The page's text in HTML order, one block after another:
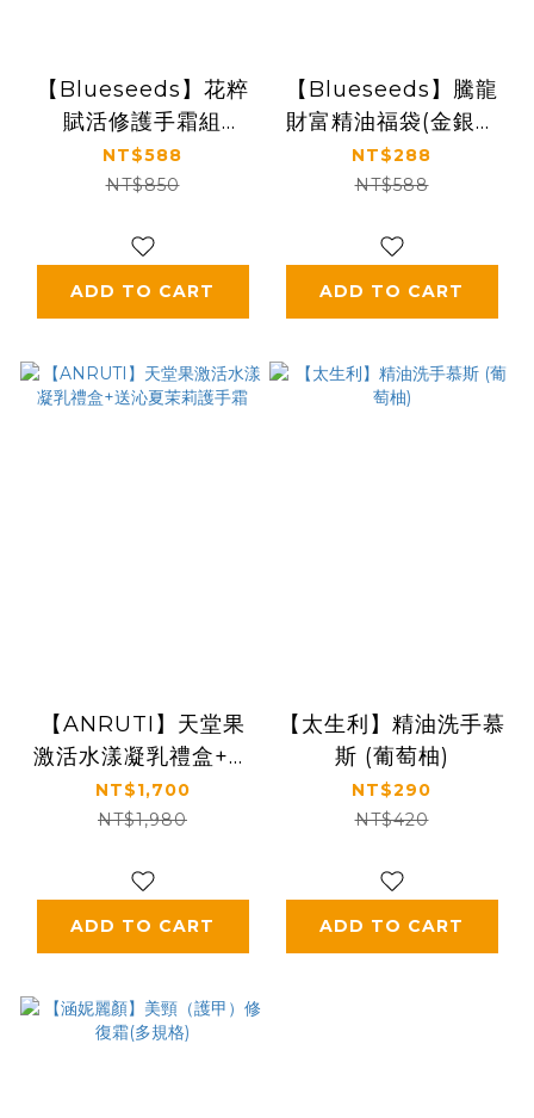
【Blueseeds】花粹
賦活修護手霜組
(30ml*2+10ml)
NT$588
NT$850
ADD TO CART
【Blueseeds】騰龍
財富精油福袋(金銀花
護手霜30ml+騰龍財
富滾珠精油2ml)
NT$288
NT$588
ADD TO CART
【ANRUTI】天堂果
激活水漾凝乳禮盒+送
沁夏茉莉護手霜
NT$1,700
NT$1,980
ADD TO CART
【太生利】精油洗手慕
斯 (葡萄柚)
NT$290
NT$420
ADD TO CART